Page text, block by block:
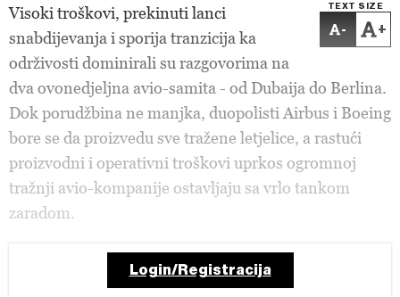
TEXT SIZE
- +
Visoki troškovi, prekinuti lanci
snabdijevanja i sporija tranzicija ka
održivosti dominirali su razgovorima na
dva ovonedjeljna avio-samita - od Dubaija do Berlina.
Dok porudžbina ne manjka, duopolisti Airbus i Boeing
bore se da proizvedu sve tražene letjelice, a rastući
proizvodni i operativni troškovi uprkos ogromnoj
tražnji avio-kompanije ostavljaju sa vrlo tankom
zaradom.
Login/Registracija